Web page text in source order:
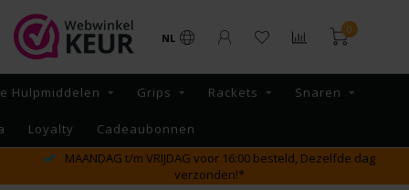
NL
0
Hulpmiddelen Grips Rackets Snaren
Loyalty Cadeaubonnen
GRATIS verzending vanaf €65,- binnen NL